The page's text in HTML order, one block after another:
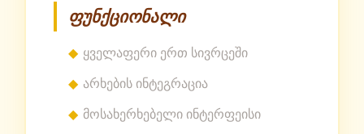
ფუნქციონალი
ყველაფერი ერთ სივრცეში
არხების ინტეგრაცია
მოსახერხებელი ინტერფეისი